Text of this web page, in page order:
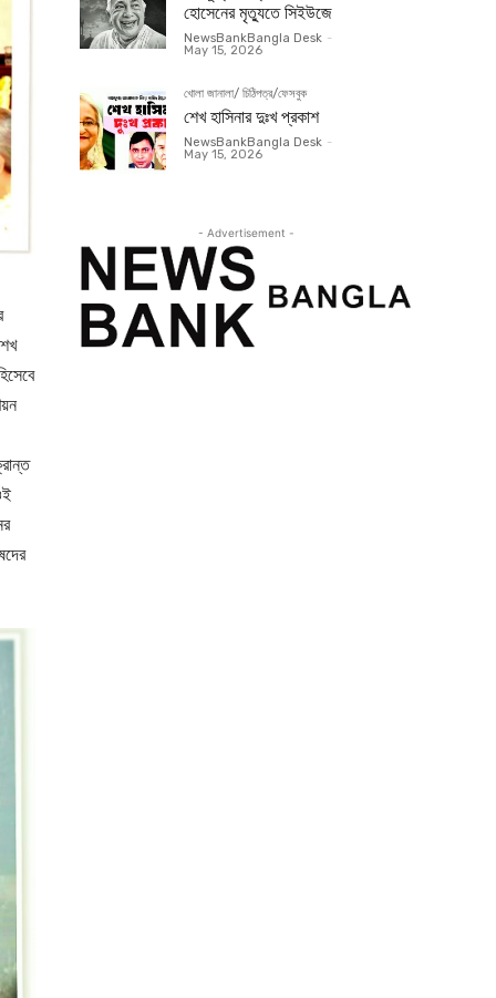
হোসেনের মৃত্যুতে সিইউজে
NewsBankBangla Desk -
May 15, 2026
খোলা জানালা/ চিঠিপত্র/ফেসবুক
শেখ হাসিনার দুঃখ প্রকাশ
NewsBankBangla Desk -
May 15, 2026
- Advertisement -